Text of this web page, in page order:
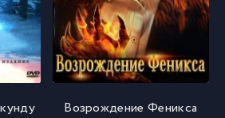
Возрождение Феникса